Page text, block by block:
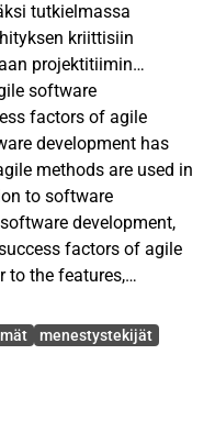
tutkielmassa
kriittisiin
projektitiimin
jotka
Toisin
mitä vaaditaan
voidaan soveltaa
ketterä
joiden aikana
myötä. Koska
projekteissa ja
software
factors of agile
development has
methods are used in
to software
development,
factors of agile
to the features,
words, this thesis
succeed in an agile
menestystekijät